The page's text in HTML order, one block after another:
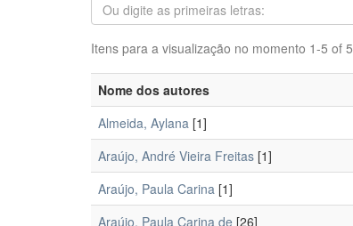
Itens para a visualização no momento 1-5 of 5
Nome dos autores
Almeida, Aylana [1]
Araújo, André Vieira Freitas [1]
Araújo, Paula Carina [1]
Araújo, Paula Carina de [26]